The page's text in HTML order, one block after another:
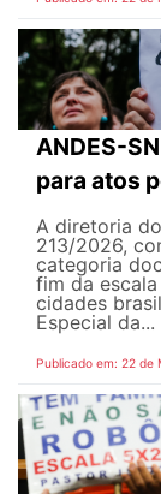
ANDES-
para atos
A diretoria
213/2026,
categoria
fim da
cidades
Especial da...
Publicado em: 22 de